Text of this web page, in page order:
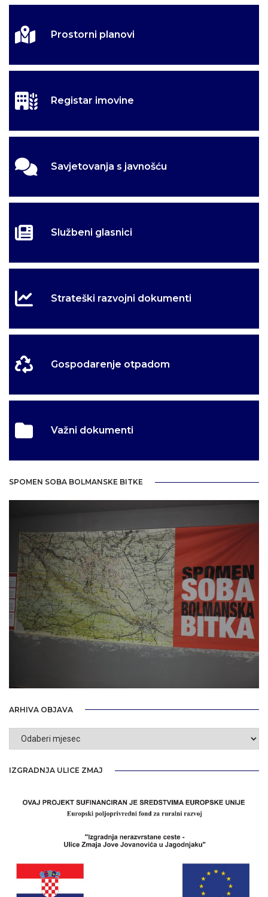
Prostorni planovi
Registar imovine
Savjetovanja s javnošću
Službeni glasnici
Strateški razvojni dokumenti
Gospodarenje otpadom
Važni dokumenti
SPOMEN SOBA BOLMANSKE BITKE
ARHIVA OBJAVA
Arhiva
IZGRADNJA ULICE ZMAJ